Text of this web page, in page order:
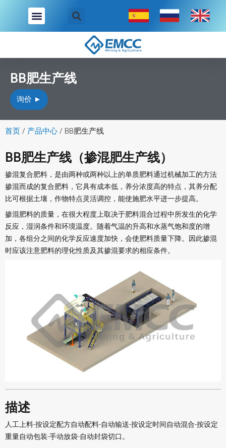
内
BB肥生产线
询价 ►
首页 / 产品中心 / BB肥生产线
BB肥生产线（掺混肥生产线）
掺混复合肥料，是由两种或两种以上的单质肥料通过机械加工的方法
掺混而成的复合肥料，它具有成本低，养分浓度高的特点，其养分配
比可根据土壤，作物特点灵活调控，能使施肥水平进一步提高。
掺混肥料的质量，在很大程度上取决于肥料混合过程中所发生的化学
反应，湿润条件和环境温度。随着气温的升高和水蒸气饱和度的增
加，各组分之间的化学反应速度加快，会使肥料质量下降。因此掺混
时应该注意肥料的理化性质及其掺混要求的相应条件。
描述
人工上料-按设定配方自动配料-自动输送-按设定时间自动混合-按设定
重量自动包装-手动放袋-自动封袋切口。